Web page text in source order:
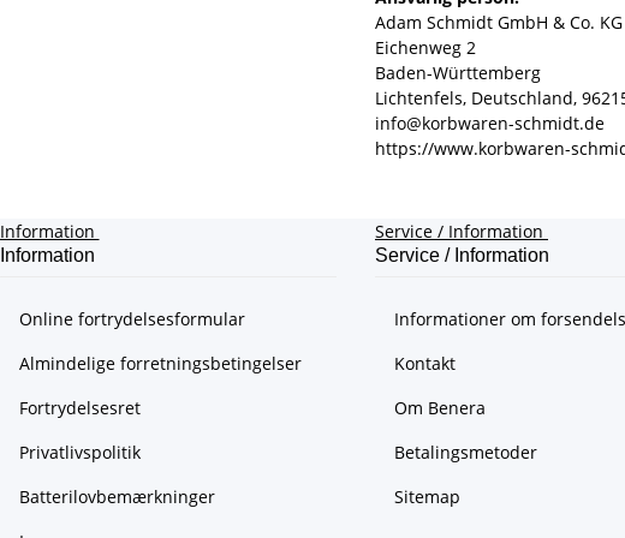
Adam Schmidt GmbH & Co. KG
Eichenweg 2
Baden-Württemberg
Lichtenfels, Deutschland,
info@korbwaren-schmidt.de
https://www.korbwaren-
Information
Information
Online fortrydelsesformular
Almindelige forretningsbetingelser
Fortrydelsesret
Privatlivspolitik
Batterilovbemærkninger
Service / Information
Service / Information
Informationer om
Kontakt
Om Benera
Betalingsmetoder
Sitemap